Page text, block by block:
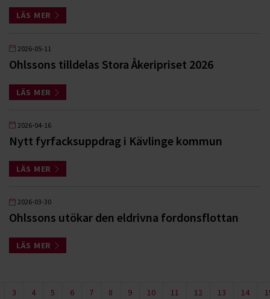
LÄS MER
2026-05-11
Ohlssons tilldelas Stora Åkeripriset 2026
LÄS MER
2026-04-16
Nytt fyrfacksuppdrag i Kävlinge kommun
LÄS MER
2026-03-30
Ohlssons utökar den eldrivna fordonsflottan
LÄS MER
3 4 5 6 7 8 9 10 11 12 13 14